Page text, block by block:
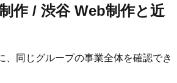
作 / 渋谷 Web制作と近
、同じグループの事業全体を確認でき